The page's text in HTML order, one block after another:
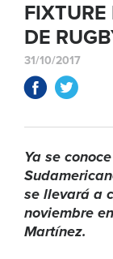
DE
31/10/2017
Ya se
se llevará a
noviembre
Martínez.